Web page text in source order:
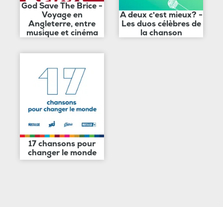
God Save The Brice -
Voyage en
Angleterre, entre
musique et cinéma
A deux c'est mieux? -
Les duos célèbres de
la chanson
17 chansons pour
changer le monde